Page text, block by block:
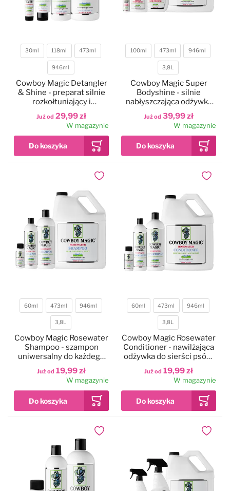
30ml 118ml 473ml
946ml
Już od 29,99 zł
Cowboy Magic Detangler
& Shine - preparat silnie
rozkołtuniający i
nabłyszczający sierść psa,
kota, konia
W magazynie
100ml 473ml 946ml
3,8L
Już od 39,99 zł
Cowboy Magic Super
Bodyshine - silnie
nabłyszczająca odżywka
do sierści psów, koni,
odpycha kurz
W magazynie
60ml 473ml 946ml
3,8L
Już od 19,99 zł
Cowboy Magic Rosewater
Shampoo - szampon
uniwersalny do każdego
typu szaty psów, koni
W magazynie
Dodaj do ulubionych
60ml 473ml 946ml
3,8L
Już od 19,99 zł
Cowboy Magic Rosewater
Conditioner - nawilżająca
odżywka do sierści psów,
kotów, koni
W magazynie
Dodaj
Dodaj do ulubionych Dodaj